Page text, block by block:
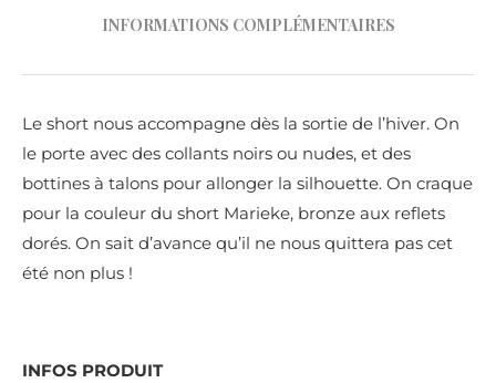
INFORMATIONS COMPLÉMENTAIRES
Le short nous accompagne dès la sortie de l’hiver. On
le porte avec des collants noirs ou nudes, et des
bottines à talons pour allonger la silhouette. On craque
pour la couleur du short Marieke, bronze aux reflets
dorés. On sait d’avance qu’il ne nous quittera pas cet
été non plus !
INFOS PRODUIT